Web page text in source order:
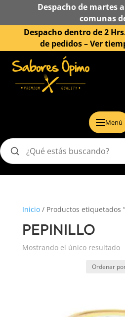
Despacho de martes
comunas
Despacho dentro de 2
de pedidos –Ver
Menú
Buscar
Inicio/ Productos etiquetados
PEPINILLO
Mostrando el único resultado